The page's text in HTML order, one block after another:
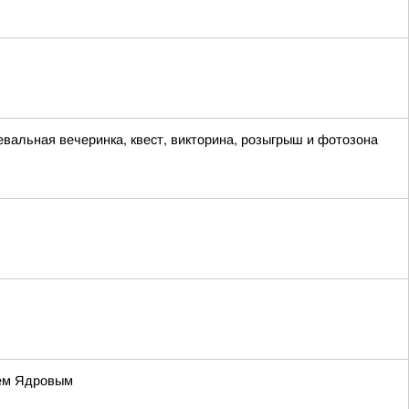
вечеринка, квест, викторина, розыгрыш и фотозона
Ядровым